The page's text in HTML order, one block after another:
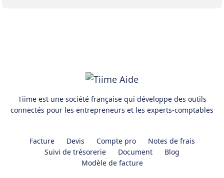
Tiime est une société française qui développe des outils
connectés pour les entrepreneurs et les experts-comptables
Facture Devis Compte pro
Notes de frais
Suivi de trésorerie
Document
Blog
Modèle de facture